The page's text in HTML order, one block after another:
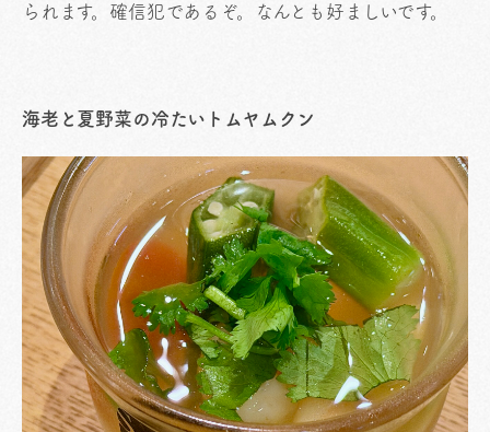
られます。確信犯であるぞ。なんとも好ましいです。
海老と夏野菜の冷たいトムヤムクン